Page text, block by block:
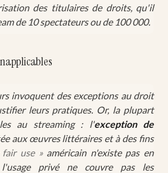
des titulaires de droits, qu'il
de 10 spectateurs ou de 100 000.
invoquent des exceptions au droit
leurs pratiques. Or, la plupart
au streaming : l'exception de
aux œuvres littéraires et à des fins
fair use »américain n'existe pas en
privé ne couvre pas les